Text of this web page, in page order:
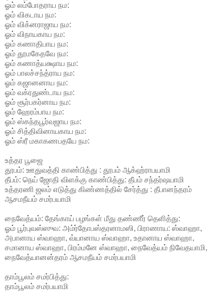
ஓம் லம்போதராய நம:
ஓம் விகடாய நம:
ஓம் விக்னராஜாய நம:
ஓம் விநாயகாய நம:
ஓம் கணாதிபாய நம:
ஓம் தூமகேதவே நம:
ஓம் கணாத்யக்ஷாய நம:
ஓம் பாலச்சந்த்ராய நம:
ஓம் கஜானனாய நம:
ஓம் வக்ரதுண்டாய நம:
ஓம் சூர்பகர்னாய நம:
ஓம் ஹேரம்பாய நம:
ஓம் ஸ்கந்தபூர்வஜாய நம:
ஓம் சித்திவினாயகாய நம:
ஓம் ஸ்ரீ மகாகணபதயே நம:
உத்தர பூஜை
தூபம்: ஊதுவத்தி காண்பித்து : தூபம் ஆக்ஹ்ராபயாமி
தீபம்: நெய் ஜோதி விளக்கு காண்பித்து: தீபம் சந்தர்ஷயாமி
உத்தரணி ஜலம் எடுத்து கிண்ணத்தில் சேர்த்து : தீபானந்தரம்
ஆசமநீயம் சமர்பயாமி
நைவேத்யம்: தேங்காய் பழங்கள் மீது தண்ணீர் தெளித்து:
ஓம் பூர்புவஸ்ஸுவ: அம்ர்தோபஸ்தரனாமஸி, பிராணாய: ஸ்வாஹா,
அபானாய ஸ்வாஹா, வ்யானாய ஸ்வாஹா, உதானாய ஸ்வாஹா,
சமானாய ஸ்வாஹா, பிரம்மனே ஸ்வாஹா, நைவேத்யம் நிவேதயாமி,
நைவேத்யானன்தரம் ஆசமநீயம் சமர்பயாமி
தாம்பூலம் சமர்பித்து:
தாம்பூலம் சமர்பயாமி